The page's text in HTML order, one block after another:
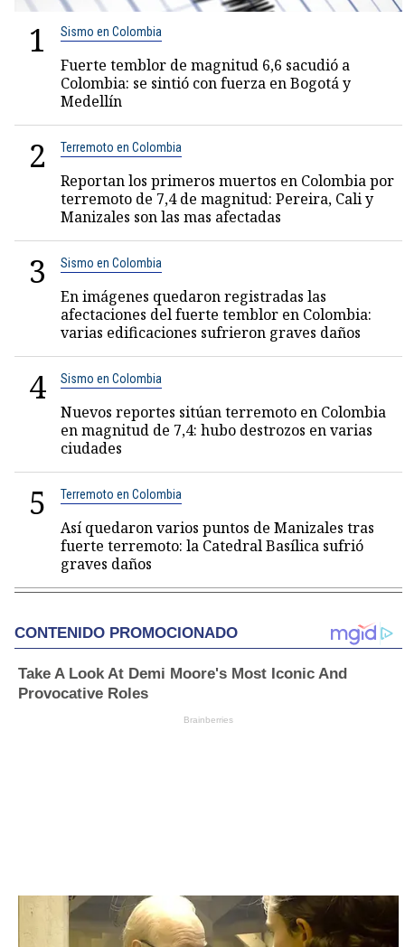
1 Sismo en Colombia
Fuerte temblor de magnitud 6,6 sacudió a
Colombia: se sintió con fuerza en Bogotá y
Medellín
2 Terremoto en Colombia
Reportan los primeros muertos en Colombia por
terremoto de 7,4 de magnitud: Pereira, Cali y
Manizales son las mas afectadas
3 Sismo en Colombia
En imágenes quedaron registradas las
afectaciones del fuerte temblor en Colombia:
varias edificaciones sufrieron graves daños
4 Sismo en Colombia
Nuevos reportes sitúan terremoto en Colombia
en magnitud de 7,4: hubo destrozos en varias
ciudades
5 Terremoto en Colombia
Así quedaron varios puntos de Manizales tras
fuerte terremoto: la Catedral Basílica sufrió
graves daños